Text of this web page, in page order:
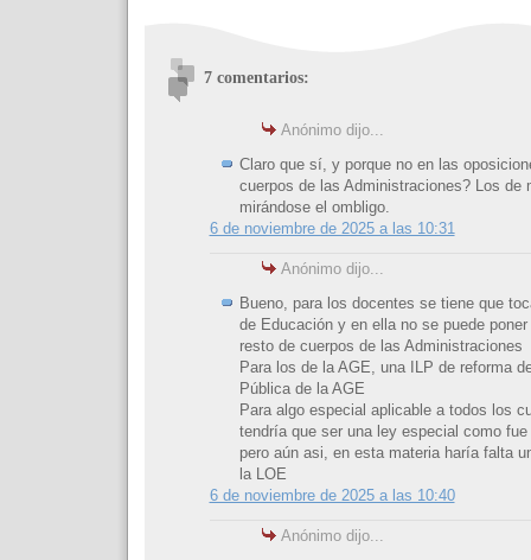
7 comentarios:
Anónimo dijo...
Claro que sí, y porque no en las
cuerpos de las Administraciones? Los de
mirándose el ombligo.
6 de noviembre de 2025 a las 10:31
Anónimo dijo...
Bueno, para los docentes se tiene que
de Educación y en ella no se puede
resto de cuerpos de las Administraciones
Para los de la AGE, una ILP de reforma
Pública de la AGE
Para algo especial aplicable a todos los
tendría que ser una ley especial como
pero aún asi, en esta materia haría falta
la LOE
6 de noviembre de 2025 a las 10:40
Anónimo dijo...